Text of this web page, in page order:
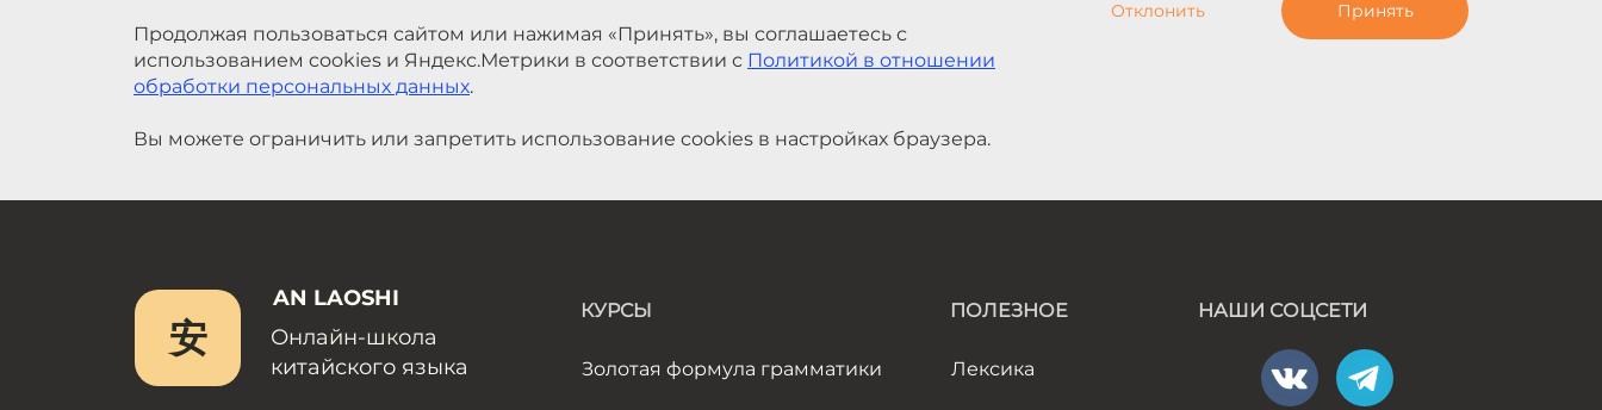
Продолжая пользоваться сайтом или нажимая «Принять», вы соглашаетесь с
использованием cookies и Яндекс.Метрики в соответствии с Политикой в отношении
обработки персональных данных.
Вы можете ограничить или запретить использование cookies в настройках браузера.
Отклонить Принять
安
AN LAOSHI
Онлайн-школа
китайского языка
КУРСЫ
Золотая формула грамматики
ПОЛЕЗНОЕ
Лексика
НАШИ СОЦСЕТИ